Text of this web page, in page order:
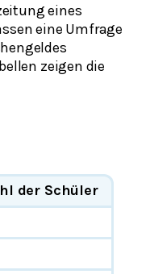
eines
eine Umfrage
zeigen die
der Schüler